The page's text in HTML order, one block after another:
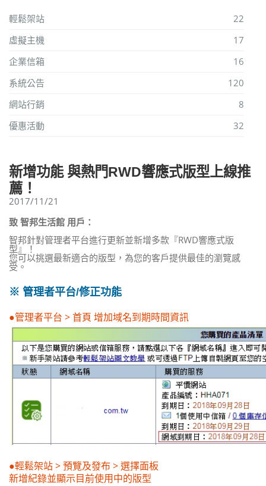
輕鬆架站
22
虛擬主機
17
企業信箱
16
系統公告
120
網站行銷
8
優惠活動
32
新增功能 與熱門RWD響應式版型上線推
薦！
2017/11/21
致 智邦生活館 用戶：
智邦針對管理者平台進行更新並新增多款『RWD響應式版
型』！
您可以挑選最新適合的版型，為您的客戶提供最佳的瀏覽感
受。
※ 管理者平台/修正功能
●管理者平台 > 首頁 增加域名到期時間資訊
●輕鬆架站 > 預覽及發布 > 選擇面板
新增紀錄並顯示目前使用中的版型